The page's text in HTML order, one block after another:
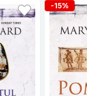
-15%